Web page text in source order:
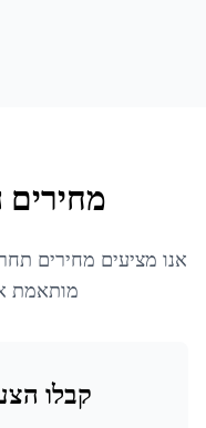
מחירים
אנו מציעים מחירים
מותאמת
קבלו